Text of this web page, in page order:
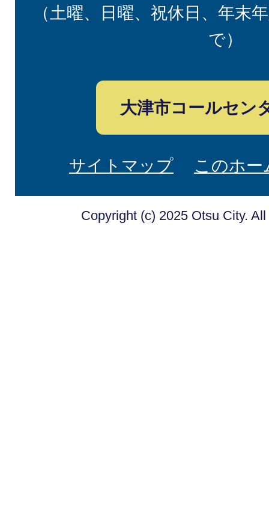
（土曜、日曜、祝休日、年末
で）
大津市コールセン
サイトマップ このホ
Copyright (c) 2025 Otsu City.